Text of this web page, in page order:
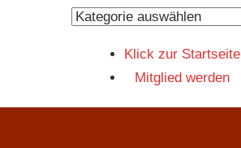
Kategorien
Klick zur Startseite
Mitglied werden